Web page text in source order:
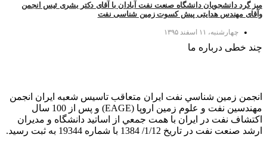
میز گرد دانشجویان دانشگاه صنعت نفت آبادان با آقای دکتر بشری ئیس انجمن
وآقای مهندس هدایتی پیش کسوت زمین شناسی نفت
چهارشنبه، ۱۱ اسفند ۱۳۹۵
چند خطی درباره ما
انجمن زمين شناسي نفت ايران متعاقب تاسيس شعبه ايران انجمن
مهندسين نفت و علوم زمين اروپا (EAGE) و پس از 100 سال
اكتشاف نفت در ايران با همت جمعي از اساتيد دانشگاه و مديران
ارشد صنعت نفت در تاريخ 1/12/ 1384 با شماره 19344 به ثبت رسيد.